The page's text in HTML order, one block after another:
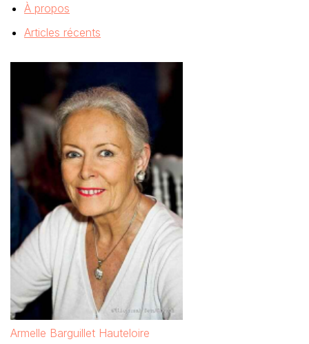
À propos
Articles récents
Armelle Barguillet Hauteloire